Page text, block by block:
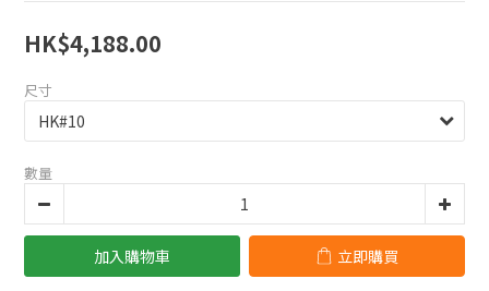
HK$4,188.00
尺寸
數量
加入購物車 立即購買